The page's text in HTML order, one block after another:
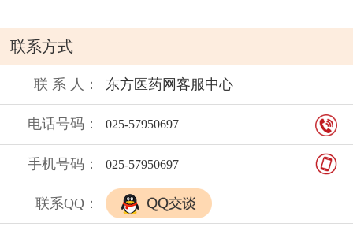
联系方式
联 系 人： 东方医药网客服中心
电话号码： 025-57950697
手机号码： 025-57950697
联系QQ：